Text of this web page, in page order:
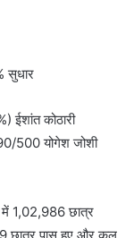
सुधार
ईशांत कोठारी
500 योगेश जोशी
में 1,02,986 छात्र